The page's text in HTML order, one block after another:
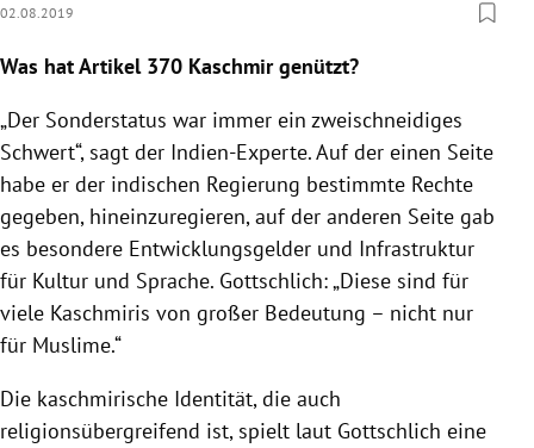
02.08.2019
Was hat Artikel 370 Kaschmirgenützt?
„Der Sonderstatus war immer ein zweischneidiges
Schwert“, sagt der Indien-Experte. Auf der einen Seite
habe er der indischen Regierung bestimmte Rechte
gegeben, hineinzuregieren, auf der anderen Seite gab
es besondere Entwicklungsgelder und Infrastruktur
für Kultur und Sprache. Gottschlich: „Diese sind für
viele Kaschmiris von großer Bedeutung – nicht nur
für Muslime.“
Die kaschmirische Identität, die auch
religionsübergreifend ist, spielt laut Gottschlich eine